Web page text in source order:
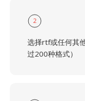
2
选择rtf或任何其
过200种格式）